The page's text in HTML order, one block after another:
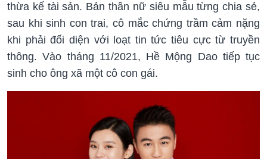
thừa kế tài sản. Bản thân nữ siêu mẫu từng chia sẻ,
sau khi sinh con trai, cô mắc chứng trầm cảm nặng
khi phải đối diện với loạt tin tức tiêu cực từ truyền
thông. Vào tháng 11/2021, Hề Mộng Dao tiếp tục
sinh cho ông xã một cô con gái.